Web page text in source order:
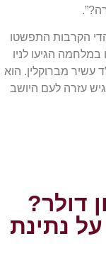
הקרבות התפשטו
הגיעו לניו
עשיר מברוקלין. הוא
עזרה לעם היושב
דולר?
נתינת